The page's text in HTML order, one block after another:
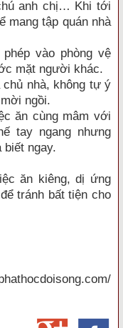
anh chị… Khi tới
mang tập quán nhà
vào phòng vệ
mặt người khác.
nhà, không tự ý
ngồi.
ăn cùng mâm với
tay ngang nhưng
ngay.
ăn kiêng, dị ứng
tránh bất tiện cho